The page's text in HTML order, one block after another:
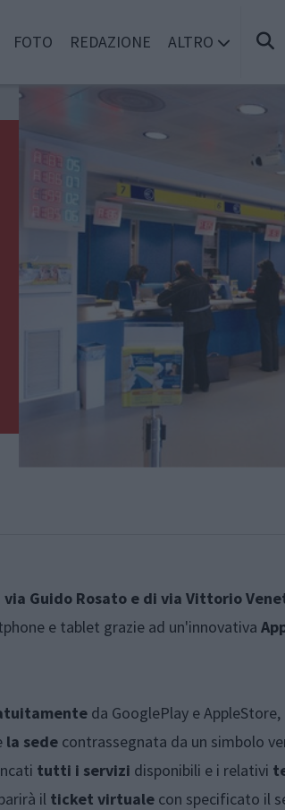
FOTO REDAZIONE ALTRO
Guido Rosato e di via Vittorio
e tablet grazie ad un'innovativa
da GooglePlay e AppleStore,
la sede contrassegnata da un simbolo
tutti i servizi disponibili e i relativi
il ticket virtuale con specificato il